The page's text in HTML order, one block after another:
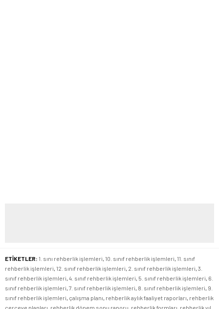
ETİKETLER: 1. sını rehberlik işlemleri 10. sınıf rehberlik işlemleri 11. sınıf
rehberlik işlemleri 12. sınıf rehberlik işlemleri 2. sınıf rehberlik işlemleri 3.
sınıf rehberlik işlemleri 4. sınıf rehberlik işlemleri 5. sınıf rehberlik işlemleri 6.
sınıf rehberlik işlemleri 7. sınıf rehberlik işlemleri 8. sınıf rehberlik işlemleri 9.
sınıf rehberlik işlemleri çalışma planı rehberlik aylık faaliyet raporları rehberlik
çerçeve planları rehberlik dönem sonu raporu rehberlik formları rehberlik yıl